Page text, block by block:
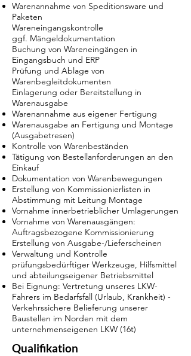
Warenannahme von Speditionsware und
Paketen
Wareneingangskontrolle
ggf. Mängeldokumentation
Buchung von Wareneingängen in
Eingangsbuch und ERP
Prüfung und Ablage von
Warenbegleitdokumenten
Einlagerung oder Bereitstellung in
Warenausgabe
Warenannahme aus eigener Fertigung
Warenausgabe an Fertigung und Montage
(Ausgabetresen)
Kontrolle von Warenbeständen
Tätigung von Bestellanforderungen an den
Einkauf
Dokumentation von Warenbewegungen
Erstellung von Kommissionierlisten in
Abstimmung mit Leitung Montage
Vornahme innerbetrieblicher Umlagerungen
Vornahme von Warenausgängen:
Auftragsbezogene Kommissionierung
Erstellung von Ausgabe-/Lieferscheinen
Verwaltung und Kontrolle
prüfungsbedürftiger Werkzeuge, Hilfsmittel
und abteilungseigener Betriebsmittel
Bei Eignung: Vertretung unseres LKW-
Fahrers im Bedarfsfall (Urlaub, Krankheit) -
Verkehrssichere Belieferung unserer
Baustellen im Norden mit dem
unternehmenseigenen LKW (16t)
Qualifikation